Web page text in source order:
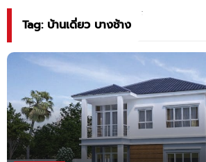
Tag: บ้านเดี่ยว บางช้าง